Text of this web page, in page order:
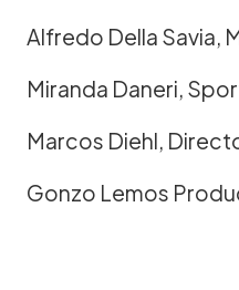
Alfredo Della Savia,
Miranda Daneri,
Marcos Diehl,
Gonzo Lemos